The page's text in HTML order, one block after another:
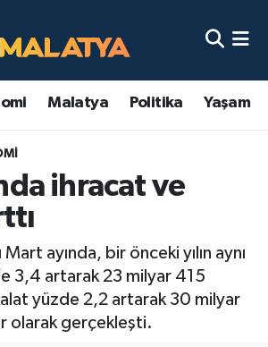
Malatya Politika Yaşam
ihracat ve
Mart ayında, bir önceki yılın aynı
3,4 artarak 23 milyar 415
yüzde 2,2 artarak 30 milyar
olarak gerçekleşti.
Eczaneler
Vakitleri
Yoğunluk Haritası
Puan Durumu ve Fikstür